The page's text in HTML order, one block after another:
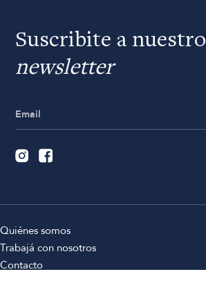
Suscribite a nuestro
newsletter
Quiénes somos
Trabajá con nosotros
Contacto